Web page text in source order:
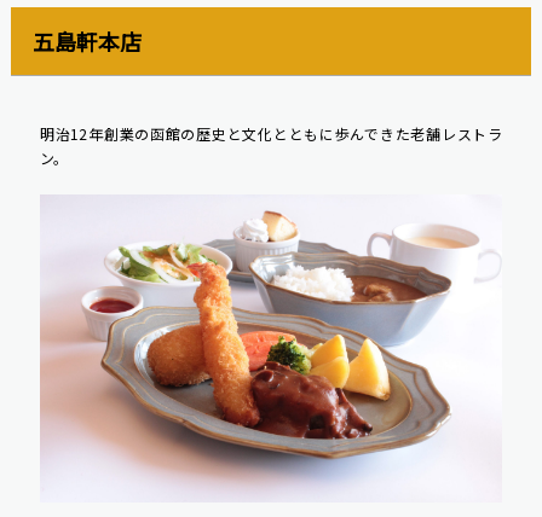
五島軒本店
明治12年創業の函館の歴史と文化とともに歩んできた老舗レストラ
ン。